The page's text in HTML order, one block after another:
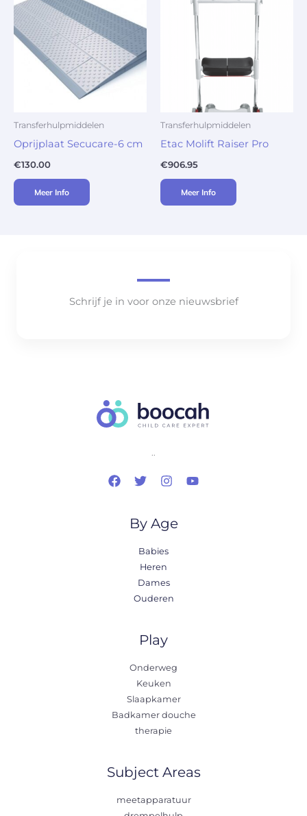
Transferhulpmiddelen
Oprijplaat Secucare-6 cm
€130.00
Meer Info
Transferhulpmiddelen
Etac Molift Raiser Pro
€906.95
Meer Info
Schrijf je in voor onze nieuwsbrief
..
By Age
Babies
Heren
Dames
Ouderen
Play
Onderweg
Keuken
Slaapkamer
Badkamer douche
therapie
Subject Areas
meetapparatuur